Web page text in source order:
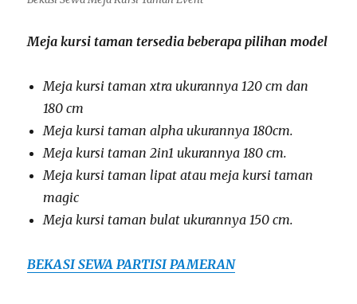
Meja kursi taman tersedia beberapa pilihan model
Meja kursi taman xtra ukurannya 120 cm dan
180 cm
Meja kursi taman alpha ukurannya 180cm.
Meja kursi taman 2in1 ukurannya 180 cm.
Meja kursi taman lipat atau meja kursi taman
magic
Meja kursi taman bulat ukurannya 150 cm.
BEKASI SEWA PARTISI PAMERAN